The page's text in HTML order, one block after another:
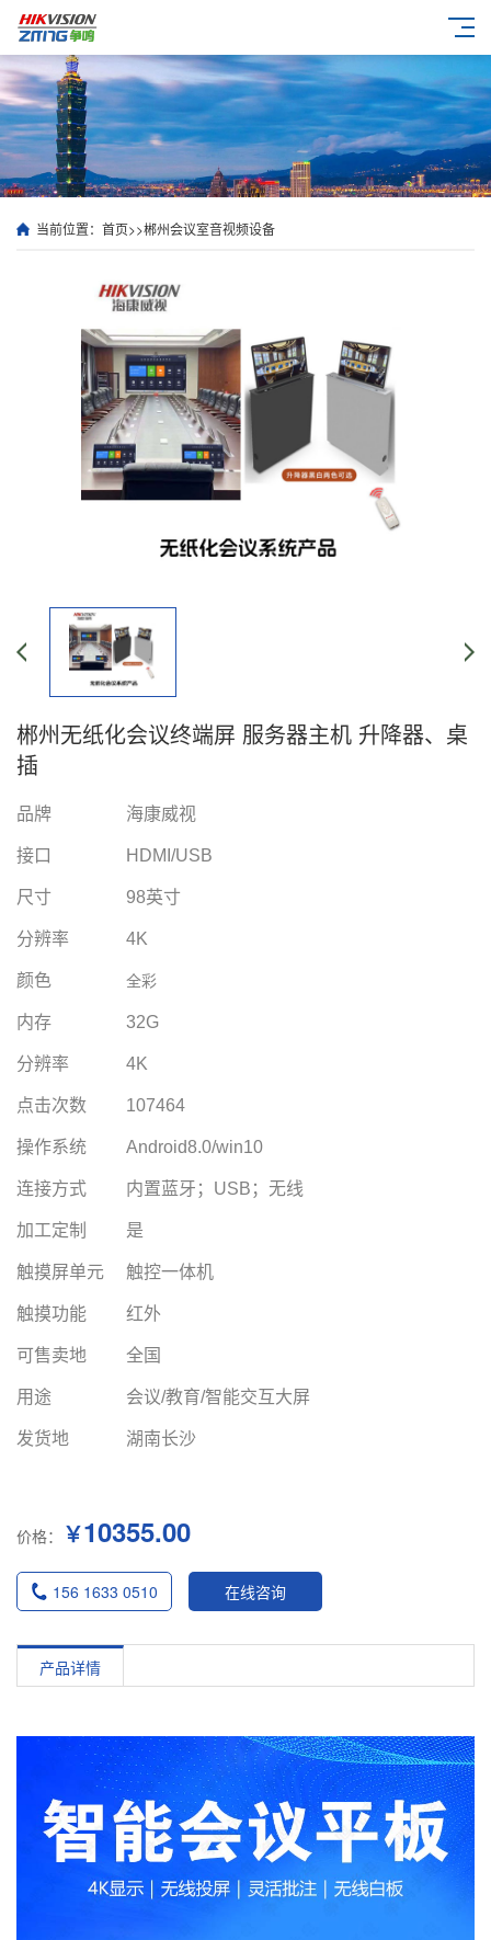
当前位置： 首页>>郴州会议室音视频设备
郴州无纸化会议终端屏 服务器主机 升降器、桌
插
品牌 海康威视
接口 HDMI/USB
尺寸 98英寸
分辨率 4K
颜色 全彩
内存 32G
分辨率 4K
点击次数 107464
操作系统 Android8.0/win10
连接方式 内置蓝牙；USB；无线
加工定制 是
触摸屏单元 触控一体机
触摸功能 红外
可售卖地 全国
用途 会议/教育/智能交互大屏
发货地 湖南长沙
价格： ￥10355.00
156 1633 0510 在线咨询
产品详情